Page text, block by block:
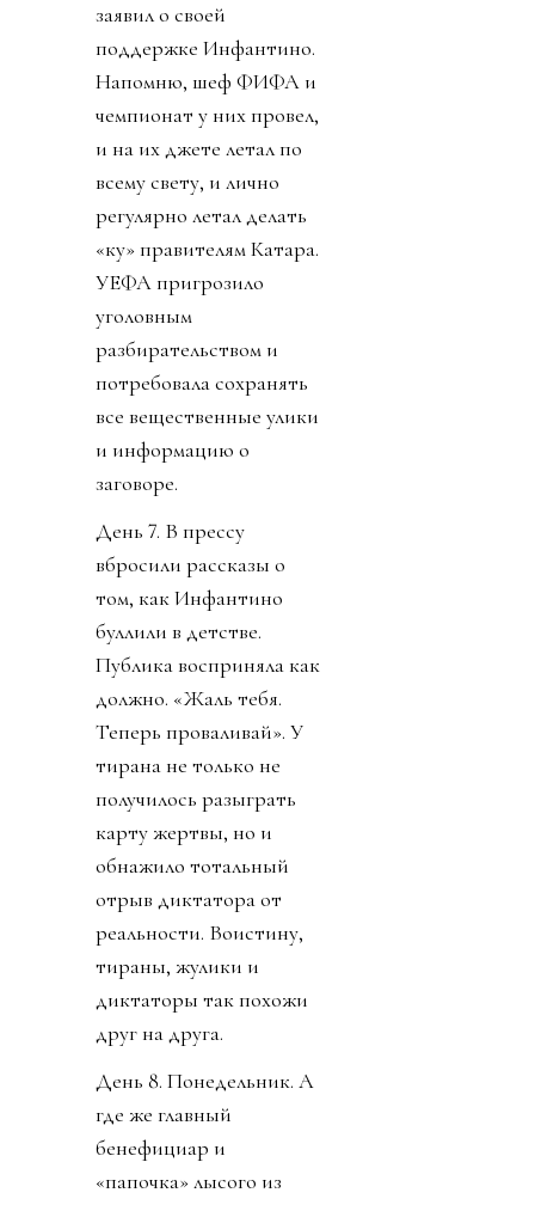
заявил о своей
поддержке Инфантино.
Напомню, шеф ФИФА и
чемпионат у них провел,
и на их джете летал по
всему свету, и лично
регулярно летал делать
«ку» правителям Катара.
УЕФА пригрозило
уголовным
разбирательством и
потребовала сохранять
все вещественные улики
и информацию о
заговоре.
День 7. В прессу
вбросили рассказы о
том, как Инфантино
буллили в детстве.
Публика восприняла как
должно. «Жаль тебя.
Теперь проваливай». У
тирана не только не
получилось разыграть
карту жертвы, но и
обнажило тотальный
отрыв диктатора от
реальности. Воистину,
тираны, жулики и
диктаторы так похожи
друг на друга.
День 8. Понедельник. А
где же главный
бенефициар и
«папочка» лысого из